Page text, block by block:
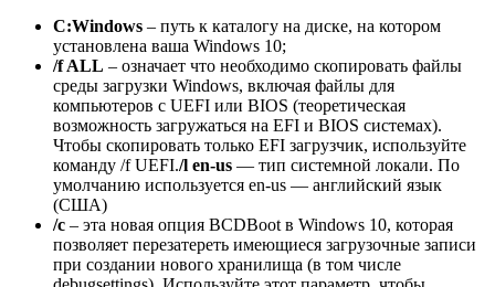
C:Windows – путь к каталогу на диске, на котором
установлена ваша Windows 10;
/f ALL – означает что необходимо скопировать файлы
среды загрузки Windows, включая файлы для
компьютеров с UEFI или BIOS (теоретическая
возможность загружаться на EFI и BIOS системах).
Чтобы скопировать только EFI загрузчик, используйте
команду /f UEFI./l en-us — тип системной локали. По
умолчанию используется en-us — английский язык
(США)
/с – эта новая опция BCDBoot в Windows 10, которая
позволяет перезатереть имеющиеся загрузочные записи
при создании нового хранилища (в том числе